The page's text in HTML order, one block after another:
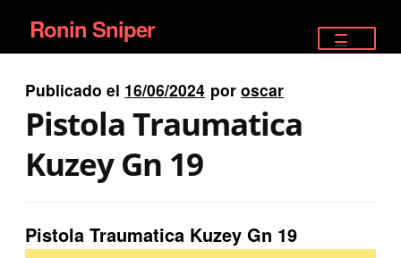
Ir
a
la
navegación
Ir
al
contenido
Ronin Sniper
EQUIPAMIENTO ÉLITE
SATELITALES
Publicado el 16/06/2024 poroscar
Pistola Traumatica
Kuzey Gn 19
Pistola Traumatica Kuzey Gn 19